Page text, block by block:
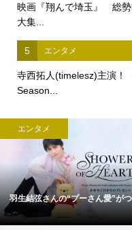
映画『翔んで埼玉』 総勢
大集...
5 エンタメ
寺西拓人(timelesz)主演
Season...
エンタメ
羽生結弦さんの“プーさん愛”が